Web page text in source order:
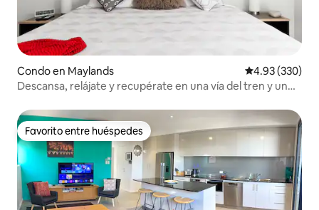
Condo en Maylands Calificación
4.93 (330)
Descansa, relájate y recupérate en una vía del tren y un
Favorito entre huéspedes
Favorito entre huéspedes